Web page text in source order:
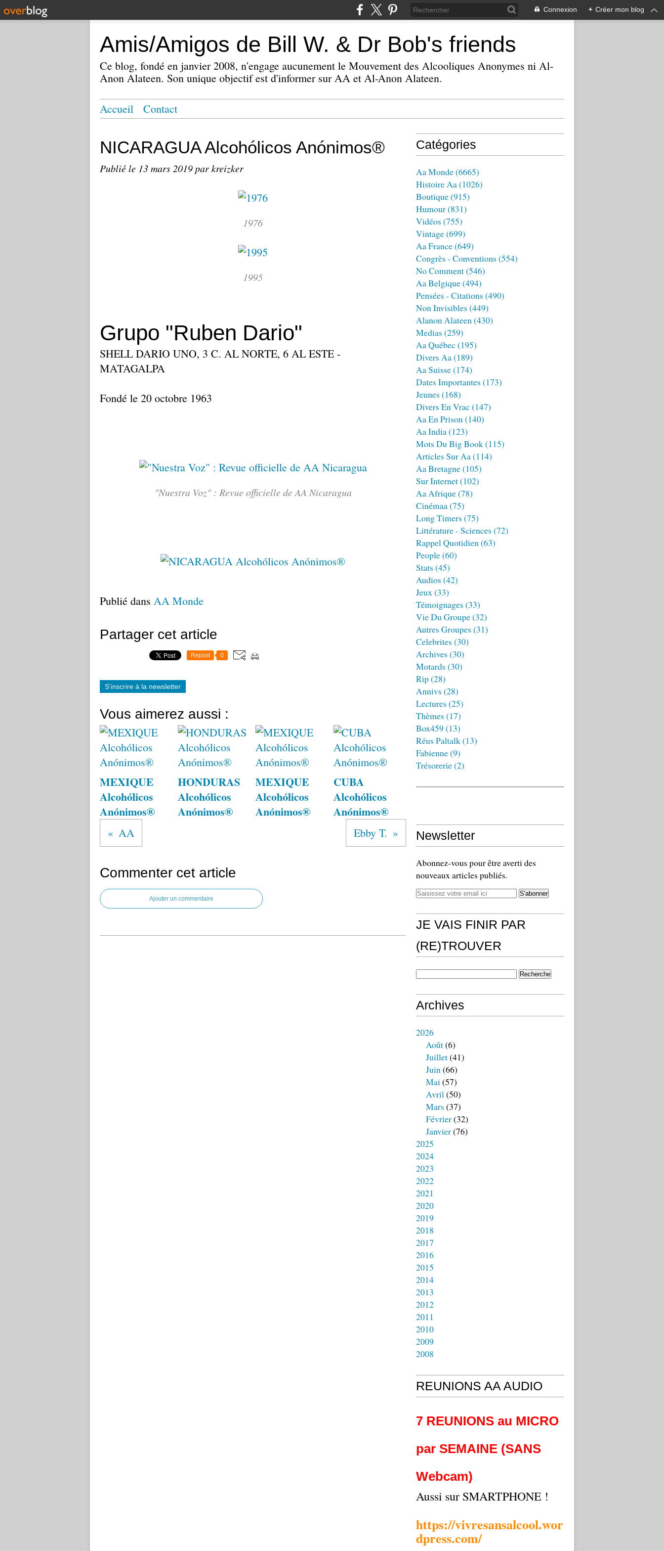
Connexion + Créer mon blog
Amis/Amigos de Bill W. & Dr Bob's friends
Ce blog, fondé en janvier 2008, n'engage aucunement le Mouvement des Alcooliques Anonymes ni Al-
Anon Alateen. Son unique objectif est d'informer sur AA et Al-Anon Alateen.
Accueil Contact
NICARAGUA Alcohólicos Anónimos®
Publié le 13 mars 2019par kreizker
1976
1995
Grupo "Ruben Dario"
SHELL DARIO UNO, 3 C. AL NORTE, 6 AL ESTE -
MATAGALPA
Fondé le 20 octobre 1963
"Nuestra Voz" : Revue officielle de AA Nicaragua
Publié dans AA Monde
Partager cet article
Repost 0
S'inscrire à la newsletter
Vous aimerez aussi :
MEXIQUE
Alcohólicos
Anónimos®
HONDURAS
Alcohólicos
Anónimos®
MEXIQUE
Alcohólicos
Anónimos®
CUBA
Alcohólicos
Anónimos®
AA Ebby T.
Commenter cet article
Ajouter un commentaire
Catégories
Aa Monde(6665)
Histoire Aa(1026)
Boutique(915)
Humour(831)
Vidéos (755)
Vintage(699)
Aa France(649)
Congrès - Conventions (554)
No Comment(546)
Aa Belgique(494)
Pensées - Citations (490)
Non Invisibles (449)
Alanon Alateen(430)
Medias (259)
Aa Québec (195)
Divers Aa(189)
Aa Suisse(174)
Dates Importantes (173)
Jeunes (168)
Divers En Vrac (147)
Aa En Prison(140)
Aa India(123)
Mots Du Big Book(115)
Articles Sur Aa(114)
Aa Bretagne(105)
Sur Internet(102)
Aa Afrique(78)
Cinémaa(75)
Long Timers (75)
Littérature - Sciences (72)
Rappel Quotidien(63)
People(60)
Stats (45)
Audios (42)
Jeux(33)
Témoignages (33)
Vie Du Groupe(32)
Autres Groupes (31)
Celebrites (30)
Archives (30)
Motards (30)
Rip(28)
Annivs (28)
Lectures (25)
Thèmes (17)
Box459 (13)
Réus Paltalk(13)
Fabienne(9)
Trésorerie(2)
Newsletter
Abonnez-vous pour être averti des
nouveaux articles publiés.
JE VAIS FINIR PAR
(RE)TROUVER
Archives
2026
Août(6)
Juillet(41)
Juin(66)
Mai(57)
Avril(50)
Mars (37)
Février(32)
Janvier(76)
2025
2024
2023
2022
2021
2020
2019
2018
2017
2016
2015
2014
2013
2012
2011
2010
2009
2008
REUNIONS AA AUDIO
7 REUNIONS au MICRO
par SEMAINE (SANS
Webcam)
Aussi sur SMARTPHONE !
https://vivresansalcool.wor
dpress.com/